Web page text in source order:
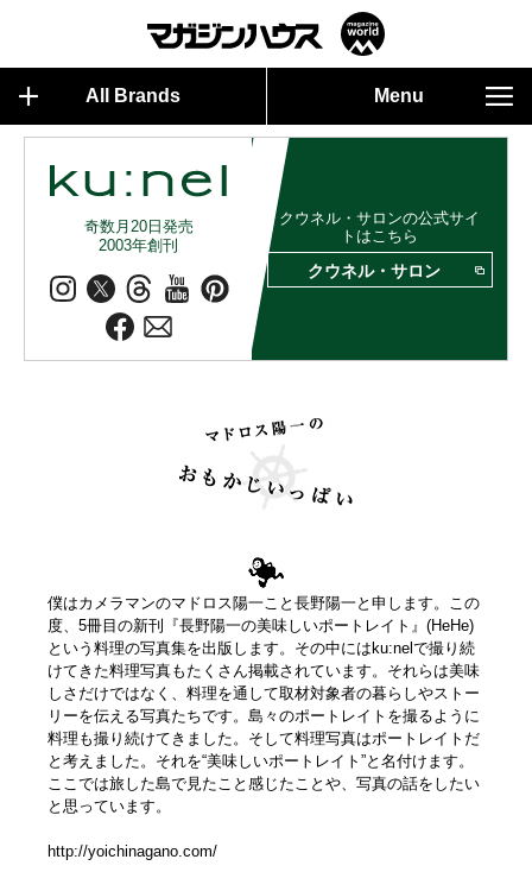
All Brands Menu
奇数月20日発売
2003年創刊
クウネル・サロンの公式サイ
トはこちら
クウネル・サロン
僕はカメラマンのマドロス陽一こと長野陽一と申します。この
度、5冊目の新刊『長野陽一の美味しいポートレイト』(HeHe)
という料理の写真集を出版します。その中にはku:nelで撮り続
けてきた料理写真もたくさん掲載されています。それらは美味
しさだけではなく、料理を通して取材対象者の暮らしやストー
リーを伝える写真たちです。島々のポートレイトを撮るように
料理も撮り続けてきました。そして料理写真はポートレイトだ
と考えました。それを“美味しいポートレイト”と名付けます。
ここでは旅した島で見たこと感じたことや、写真の話をしたい
と思っています。
http://yoichinagano.com/